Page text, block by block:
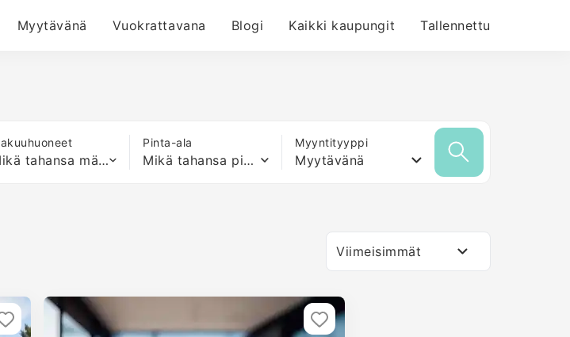
Myytävänä Vuokrattavana Blogi Kaikki kaupungit Tallennettu
Mikä tahansa määrä sänkyjä
Pinta-ala
Mikä tahansa pinta-ala
Myyntityyppi
Myytävänä
Viimeisimmät